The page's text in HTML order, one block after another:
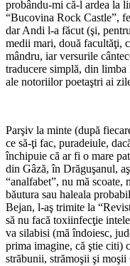
probându-mi că-l ardea la
“Bucovina Rock Castle”,
dar Andi l-a făcut (şi,
medii mari, două facultăţi,
mândru, iar versurile
traducere simplă, din
ale notoriilor poetaştri ai
Parşiv la minte (după
ce să-ţi fac, puradeiule,
închipuie că ar fi o mare
din Gâză, în Drăguşanul,
“analfabet”, nu mă scoate,
băutura sau haleala
Bejan, l-aş trimite la
să nu facă toxiinfecţie
va silabisi (mă îndoiesc,
prima imagine, că ştie citi)
străbunii, strămoşii şi moşii